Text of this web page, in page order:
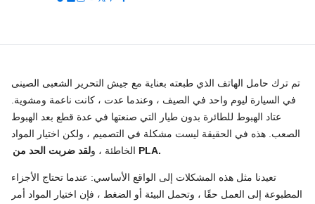
تم ترك حامل الهاتف الذي طبعته بعناية مع جيش التحرير الشعبى الصينى
في السيارة ليوم واحد في الصيف ، وعندما عدت ، كانت ناعمة ومشوية.
عتاد الهبوط للطائرة بدون طيار التي صنعتها في عدة قطع بعد الهبوط
الصعب. هذه في الحقيقة ليست مشكلة في التصميم ، ولكن اختيار المواد
الخاطئة ، و لقد ضربت الحد من PLA.
تعيدنا مثل هذه المشكلات إلى الواقع الأساسي: عندما تحتاج الأجزاء
المطبوعة إلى العمل حقًا ، وتحمل البيئة أو الضغط ، فإن اختيار المواد أمر